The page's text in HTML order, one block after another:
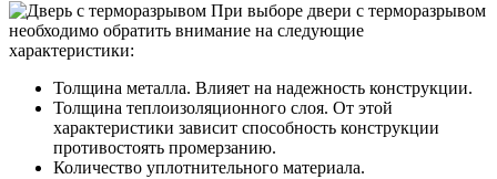
При выборе двери с терморазрывом
необходимо обратить внимание на следующие
характеристики:
Толщина металла. Влияет на надежность конструкции.
Толщина теплоизоляционного слоя. От этой
характеристики зависит способность конструкции
противостоять промерзанию.
Количество уплотнительного материала.